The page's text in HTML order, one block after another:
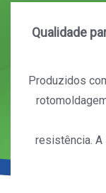
Qualidade
Produzidos
resistência. A